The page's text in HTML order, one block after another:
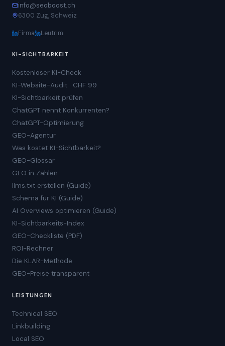
info@seoboost.ch
6300 Zug, Schweiz
Firma Leutrim
KI-SICHTBARKEIT
Kostenloser KI-Check
KI-Website-Audit · CHF 99
KI-Sichtbarkeit prüfen
ChatGPT nennt Konkurrenten?
ChatGPT-Optimierung
GEO-Agentur
Was kostet KI-Sichtbarkeit?
GEO-Glossar
GEO in Zahlen
llms.txt erstellen (Guide)
Schema für KI (Guide)
AI Overviews optimieren (Guide)
KI-Sichtbarkeits-Index
GEO-Checkliste (PDF)
ROI-Rechner
Die KLAR-Methode
GEO-Preise transparent
LEISTUNGEN
Technical SEO
Linkbuilding
Local SEO